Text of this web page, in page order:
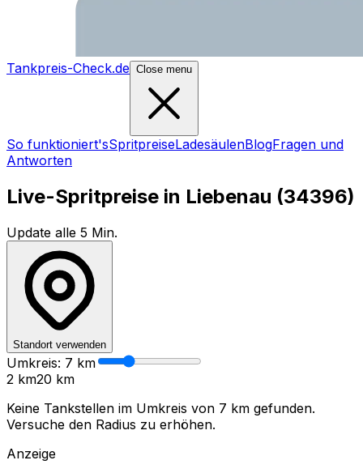
Tankpreis-Check.de Close menu
So funktioniert'sSpritpreiseLadesäulenBlogFragen und
Antworten
Live-Spritpreise in Liebenau (34396)
Update alle 5 Min.
Standort verwenden
Umkreis: 7 km
2 km20 km
Keine Tankstellen im Umkreis von 7 km gefunden.
Versuche den Radius zu erhöhen.
Anzeige